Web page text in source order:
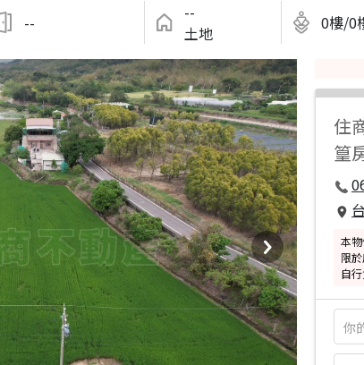
--
--
土地
0樓/0
住
篁
本
限
自